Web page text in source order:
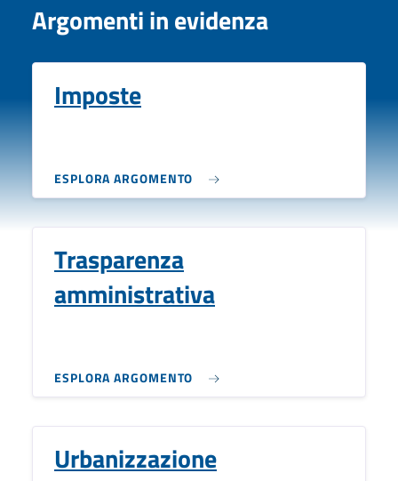
Argomenti in evidenza
Imposte
ESPLORA ARGOMENTO
Trasparenza
amministrativa
ESPLORA ARGOMENTO
Urbanizzazione